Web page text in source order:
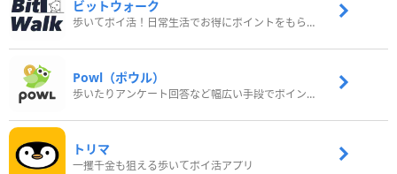
ビットウォーク
歩いてポイ活！日常生活でお得にポイントをもらおう
Powl（ポウル）
歩いたりアンケート回答など幅広い手段でポイントをゲット
トリマ
一攫千金も狙える歩いてポイ活アプリ